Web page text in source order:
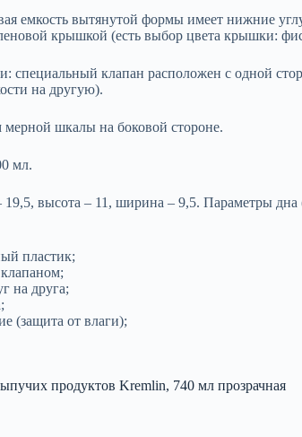
емкость вытянутой формы имеет нижние
крышкой (есть выбор цвета крышки:
специальный клапан расположен с одной
на другую).
мерной шкалы на боковой стороне.
мл.
19,5, высота – 11, ширина – 9,5. Параметры
пластик;
на друга;
(защита от влаги);
продуктов Kremlin, 740 мл прозрачная